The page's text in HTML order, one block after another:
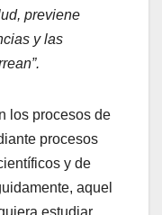
previene
y las
los procesos de
procesos
y de
aquel
estudiar